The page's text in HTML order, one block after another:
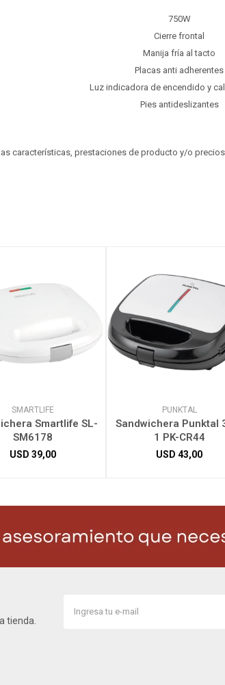
750W
Cierre frontal
Manija fría al tacto
Placas anti adherentes
Luz indicadora de encendido y
Pies antideslizantes
características, prestaciones de producto y/o
SMARTLIFE
Smartlife SL-
SM6178
USD 39,00
PUNKTAL
Sandwichera Punktal
1 PK-CR44
USD 43,00
tienda.